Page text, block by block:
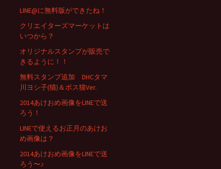
LINE@に無料版ができたね！
クリエイターズマーケットは
いつから？
オリジナルスタンプが販売で
きるように！！
無料スタンプ追加 DHCタマ
川ヨシ子(猫)＆ボス猫Ver.
2014あけおめ画像をLINEで送
ろう！
LINEで使えるお正月のあけお
め画像は？
2014あけおめ画像をLINEで送
ろう〜♪